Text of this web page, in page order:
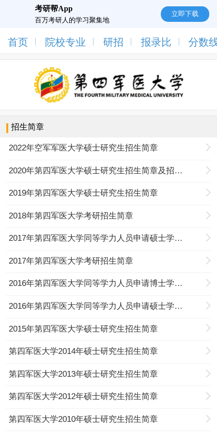
考研帮App
百万考研人的学习聚集地
立即下载
首页 院校专业 研招 报录比 分数
招生简章
2022年空军军医大学硕士研究生招生简章
2020年第四军医大学硕士研究生招生简章及招生专业目录
2019年第四军医大学硕士研究生招生简章
2018年第四军医大学考研招生简章
2017年第四军医大学同等学力人员申请硕士学位招生简章和专业目录
2017年第四军医大学考研招生简章
2016年第四军医大学同等学力人员申请博士学位招生简章和专业目录
2016年第四军医大学同等学力人员申请硕士学位招生简章和专业目录
2015年第四军医大学硕士研究生招生简章
第四军医大学2014年硕士研究生招生简章
第四军医大学2013年硕士研究生招生简章
第四军医大学2012年硕士研究生招生简章
第四军医大学2010年硕士研究生招生简章